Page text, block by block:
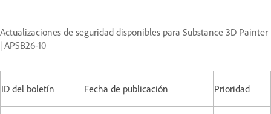
Actualizaciones de seguridad disponibles para Substance 3D Painter
| APSB26-10
ID del boletín Fecha de publicación Prioridad